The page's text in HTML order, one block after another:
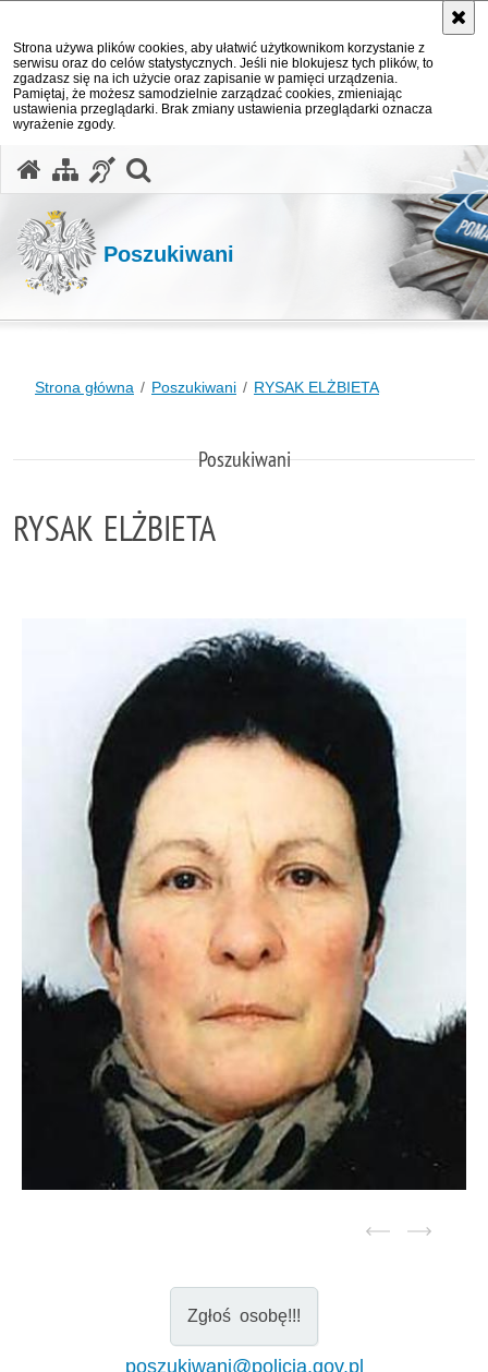
Strona używa plików cookies, aby ułatwić użytkownikom korzystanie z
serwisu oraz do celów statystycznych. Jeśli nie blokujesz tych plików, to
zgadzasz się na ich użycie oraz zapisanie w pamięci urządzenia.
Pamiętaj, że możesz samodzielnie zarządzać cookies, zmieniając
ustawienia przeglądarki. Brak zmiany ustawienia przeglądarki oznacza
wyrażenie zgody.
Poszukiwani
Strona główna Poszukiwani RYSAK ELŻBIETA
Poszukiwani
RYSAK ELŻBIETA
Zgłoś osobę!!!
poszukiwani@policja.gov.pl